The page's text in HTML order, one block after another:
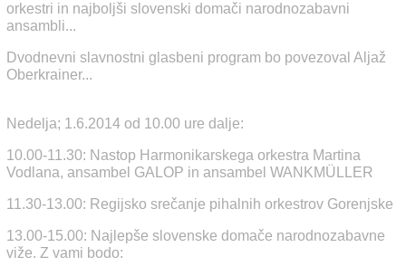
orkestri in najboljši slovenski domači narodnozabavni
ansambli...
Dvodnevni slavnostni glasbeni program bo povezoval Aljaž
Oberkrainer...
Nedelja; 1.6.2014 od 10.00 ure dalje:
10.00-11.30: Nastop Harmonikarskega orkestra Martina
Vodlana, ansambel GALOP in ansambel WANKMÜLLER
11.30-13.00: Regijsko srečanje pihalnih orkestrov Gorenjske
13.00-15.00: Najlepše slovenske domače narodnozabavne
viže. Z vami bodo: